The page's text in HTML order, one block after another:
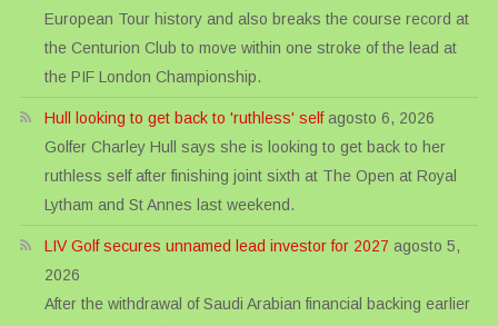
European Tour history and also breaks the course record at
the Centurion Club to move within one stroke of the lead at
the PIF London Championship.
Hull looking to get back to 'ruthless' self agosto 6, 2026
Golfer Charley Hull says she is looking to get back to her
ruthless self after finishing joint sixth at The Open at Royal
Lytham and St Annes last weekend.
LIV Golf secures unnamed lead investor for 2027 agosto 5,
2026
After the withdrawal of Saudi Arabian financial backing earlier